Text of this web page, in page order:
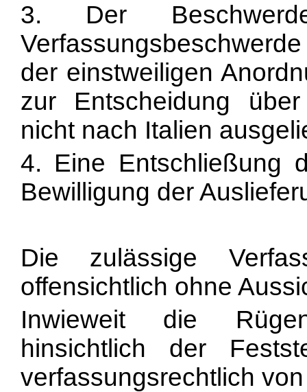
3. Der
der einstweiligen
zur Entscheidung
nicht nach Italien
4. Eine Entschließung
Bewilligung der
Die zulässige
offensichtlich ohne
Inwieweit die
hinsichtlich der
verfassungsrechtlich